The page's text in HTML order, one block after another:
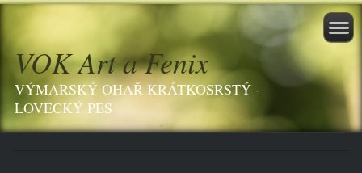
VOK Art a Fenix
VÝMARSKÝ OHAŘ KRÁTKOSRSTÝ -
LOVECKÝ PES